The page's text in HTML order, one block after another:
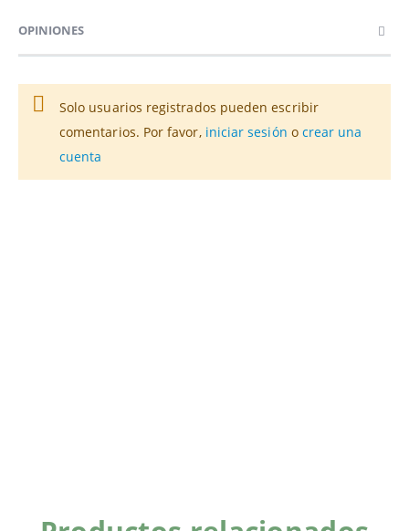
OPINIONES
Solo usuarios registrados pueden escribir
comentarios. Por favor, iniciar sesión o crear una
cuenta